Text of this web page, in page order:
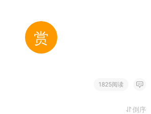
赏
1825阅读
倒序